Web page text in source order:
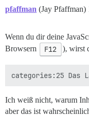
pfaffman (Jay Pfaffman)
Wenn du dir deine
Browsern
F12 ), wirst
Ich weiß nicht, warum
aber das ist